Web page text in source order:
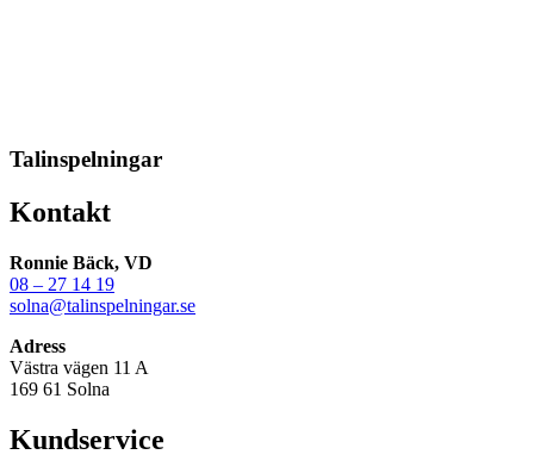
Talinspelningar
Kontakt
Ronnie Bäck, VD
08 – 27 14 19
solna@talinspelningar.se
Adress
Västra vägen 11 A
169 61 Solna
Kundservice